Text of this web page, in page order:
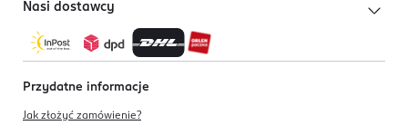
Nasi dostawcy
Przydatne informacje
Jak złożyć zamówienie?